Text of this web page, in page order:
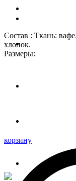
Состав : Ткань:
хлопок.
Размеры:
корзину